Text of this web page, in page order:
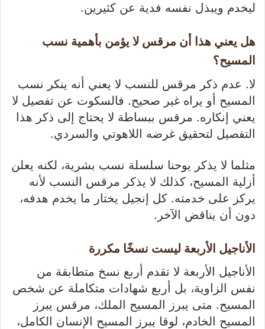
ليخدم ويبذل نفسه فدية عن كثيرين.
هل يعني هذا أن مرقس لا يؤمن بأهمية نسب
المسيح؟
لا. عدم ذكر مرقس للنسب لا يعني أنه ينكر نسب
المسيح أو يراه غير صحيح. فالسكوت عن تفصيل لا
يعني إنكاره. مرقس ببساطة لا يحتاج إلى ذكر هذا
التفصيل لتحقيق غرضه اللاهوتي والسردي.
مثلما لا يذكر يوحنا سلسلة نسب بشرية، لكنه يعلن
أزلية المسيح، كذلك لا يذكر مرقس النسب لأنه
يركز على خدمته. كل إنجيل يختار ما يخدم هدفه،
دون أن يناقض الآخر.
الأناجيل الأربعة ليست نسخًا مكررة
الأناجيل الأربعة لا تقدم أربع نسخ متطابقة من
نفس الزاوية، بل أربع شهادات متكاملة عن شخص
المسيح. متى يبرز المسيح الملك، مرقس يبرز
المسيح الخادم، لوقا يبرز المسيح الإنسان الكامل،